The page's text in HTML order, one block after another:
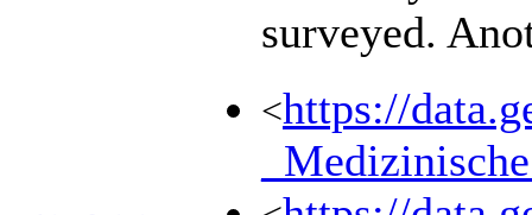
surveyed.
<https://